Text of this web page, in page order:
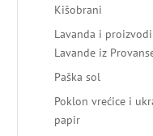
Kišobrani
Lavanda i
Lavande iz
Paška sol
Poklon vrećice i
papir